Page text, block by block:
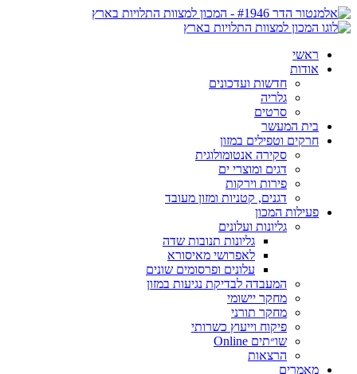
ראשי
אודות
חדשות ועדכונים
גלריה
סרטים
בית המעשר
חרקים וטפילים במזון
סקירה אנטומולוגית
דגים ומוצרי ים
פירות וירקות
דגנים, קטניות ומזון מעובד
פעילות המכון
גליונות ועלונים
גליונות תנובות שדה
לאפרושי מאיסורא
עלונים ופרסומים שונים
המעבדה לבדיקת נגיעות במזון
מחקר יישומי
מחקר תורני
פיקוח וייעוץ כשרותי
שו״תים Online
הרצאות
מאמרים